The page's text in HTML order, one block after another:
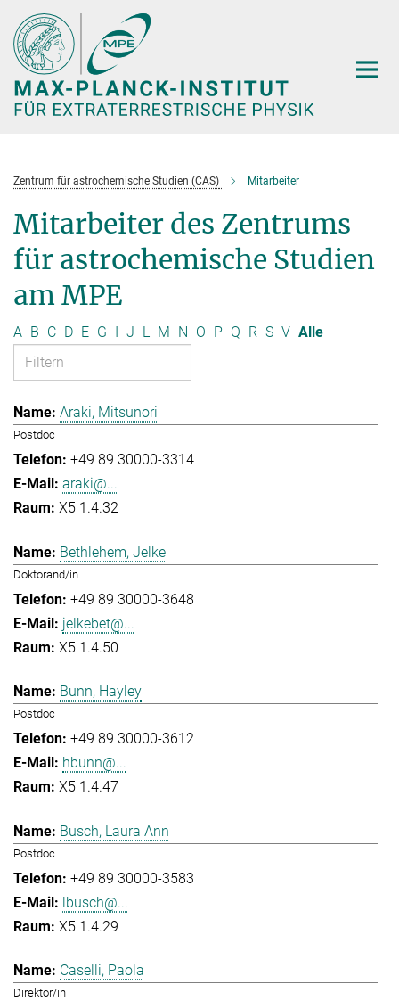
Hauptinhalt
Zentrum für astrochemische Studien (CAS) Mitarbeiter
Mitarbeiter des Zentrums
für astrochemische Studien
am MPE
A B C D E G I J L M N O P Q R S V Alle
Araki, Mitsunori
Postdoc
+49 89 30000-3314
araki@...
X5 1.4.32
Bethlehem, Jelke
Doktorand/in
+49 89 30000-3648
jelkebet@...
X5 1.4.50
Bunn, Hayley
Postdoc
+49 89 30000-3612
hbunn@...
X5 1.4.47
Busch, Laura Ann
Postdoc
+49 89 30000-3583
lbusch@...
X5 1.4.29
Caselli, Paola
Direktor/in